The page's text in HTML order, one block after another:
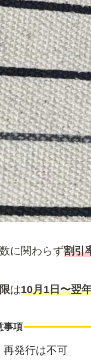
に関わらず割引
は10月1日〜翌
事項
再発行は不可